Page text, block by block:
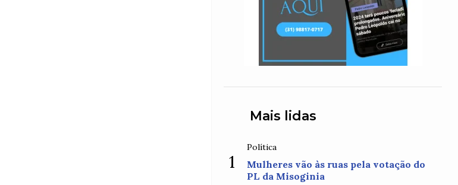
Mais lidas
1
Política
Mulheres vão às ruas pela votação do
PL da Misoginia